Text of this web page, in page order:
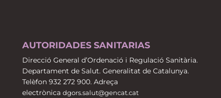
AUTORIDADES SANITARIAS
Direcció General d’Ordenació i Regulació Sanitària.
Departament de Salut. Generalitat de Catalunya.
Telèfon 932 272 900. Adreça
electrònica dgors.salut@gencat.cat